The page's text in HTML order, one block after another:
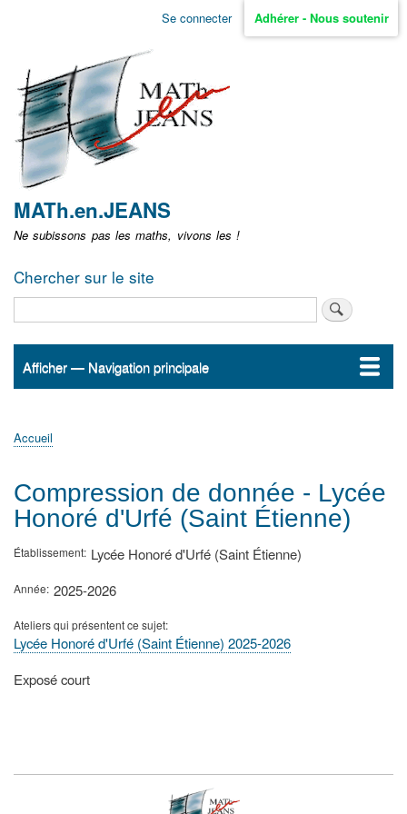
Aller
non
identifié
Se connecter Adhérer - Nous soutenir
MATh.en.JEANS
Ne subissons pas les maths, vivons les !
Chercher sur le site
Navigation
Afficher — Navigation principale
Accueil
ActualitésMATh.en.JEANS ?
Régions et Ateliers
Créer, gérer un atelier
Sujets/Publications
Congrès
d'Ariane
Accueil
Compression de donnée - Lycée
Honoré d'Urfé (Saint Étienne)
Établissement Lycée Honoré d'Urfé (Saint Étienne)
Année 2025-2026
Ateliers qui présentent ce sujet
Lycée Honoré d'Urfé (Saint Étienne) 2025-2026
Type
Exposé court